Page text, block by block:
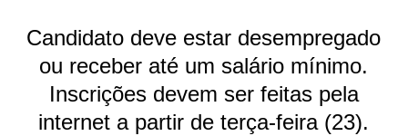
Candidato deve estar desempregado
ou receber até um salário mínimo.
Inscrições devem ser feitas pela
internet a partir de terça-feira (23).